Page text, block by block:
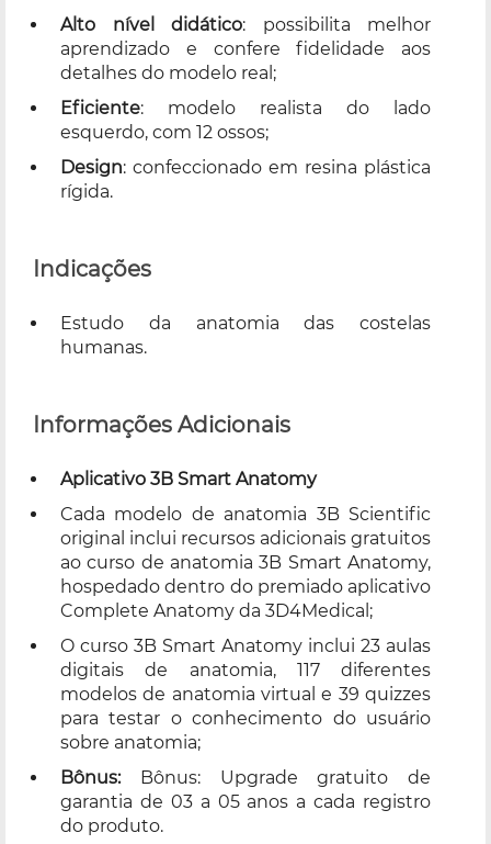
Alto nível didático: possibilita melhor
aprendizado e confere fidelidade aos
detalhes do modelo real;
Eficiente: modelo realista do lado
esquerdo, com 12 ossos;
Design: confeccionado em resina plástica
rígida.
Indicações
Estudo da anatomia das costelas
humanas.
Informações Adicionais
Aplicativo 3B Smart Anatomy
Cada modelo de anatomia 3B Scientific
original inclui recursos adicionais gratuitos
ao curso de anatomia 3B Smart Anatomy,
hospedado dentro do premiado aplicativo
Complete Anatomy da 3D4Medical;
O curso 3B Smart Anatomy inclui 23 aulas
digitais de anatomia, 117 diferentes
modelos de anatomia virtual e 39 quizzes
para testar o conhecimento do usuário
sobre anatomia;
Bônus:Bônus: Upgrade gratuito de
garantia de 03 a 05 anos a cada registro
do produto.